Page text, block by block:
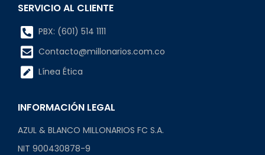
SERVICIO AL CLIENTE
PBX: (601) 514 1111
Contacto@millonarios.com.co
Línea Ética
INFORMACIÓN LEGAL
AZUL & BLANCO MILLONARIOS FC S.A.
NIT 900430878-9